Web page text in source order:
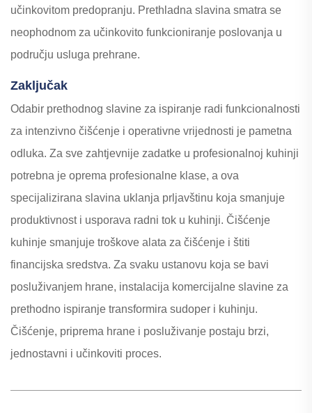
učinkovitom predopranju. Prethladna slavina smatra se
neophodnom za učinkovito funkcioniranje poslovanja u
području usluga prehrane.
Zaključak
Odabir prethodnog slavine za ispiranje radi funkcionalnosti
za intenzivno čišćenje i operativne vrijednosti je pametna
odluka. Za sve zahtjevnije zadatke u profesionalnoj kuhinji
potrebna je oprema profesionalne klase, a ova
specijalizirana slavina uklanja prljavštinu koja smanjuje
produktivnost i usporava radni tok u kuhinji. Čišćenje
kuhinje smanjuje troškove alata za čišćenje i štiti
financijska sredstva. Za svaku ustanovu koja se bavi
posluživanjem hrane, instalacija komercijalne slavine za
prethodno ispiranje transformira sudoper i kuhinju.
Čišćenje, priprema hrane i posluživanje postaju brzi,
jednostavni i učinkoviti proces.